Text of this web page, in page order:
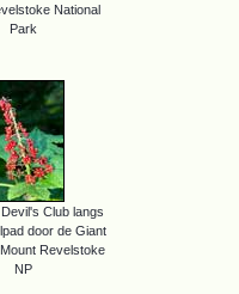
National
Park
Club langs
door de Giant
Revelstoke
NP